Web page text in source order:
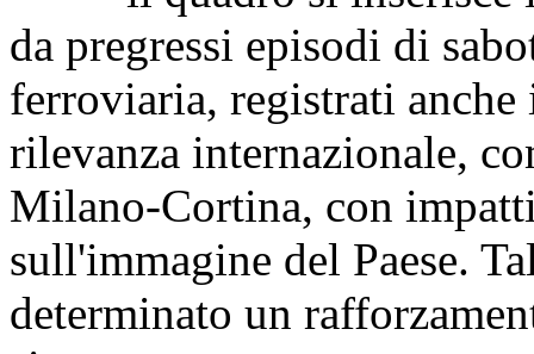
da pregressi episodi di
ferroviaria, registrati
rilevanza internazionale,
Milano-Cortina, con
sull'immagine del Paese.
determinato un